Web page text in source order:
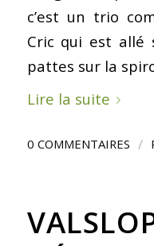
c’est un trio
Cric qui est allé
pattes sur la
Lire la suite
0 COMMENTAIRES /